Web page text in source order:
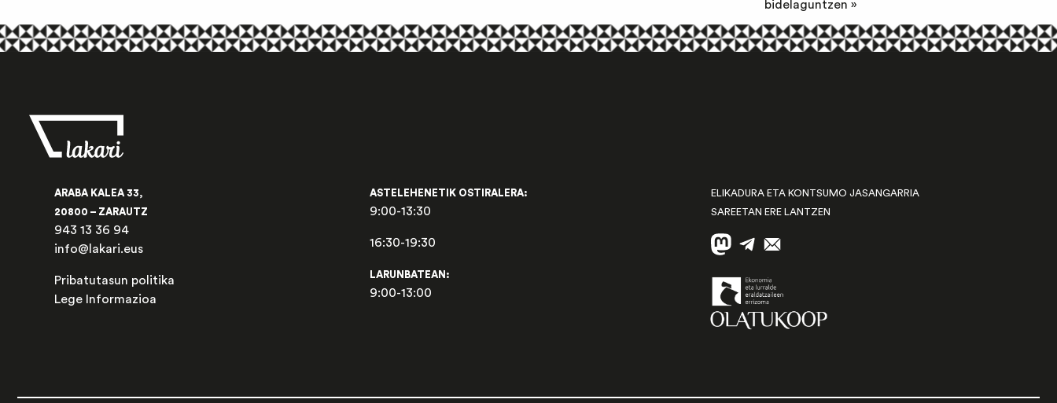
bidelaguntzen »
ARABA KALEA 33,
20800 – ZARAUTZ
943 13 36 94
info@lakari.eus
Pribatutasun politika
Lege Informazioa
ASTELEHENETIK OSTIRALERA:
9:00-13:30
16:30-19:30
LARUNBATEAN:
9:00-13:00
ELIKADURA ETA KONTSUMO JASANGARRIA
SAREETAN ERE LANTZEN